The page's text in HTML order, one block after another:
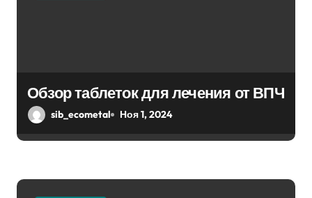
Обзор таблеток для лечения от ВПЧ
sib_ecometal Ноя 1, 2024